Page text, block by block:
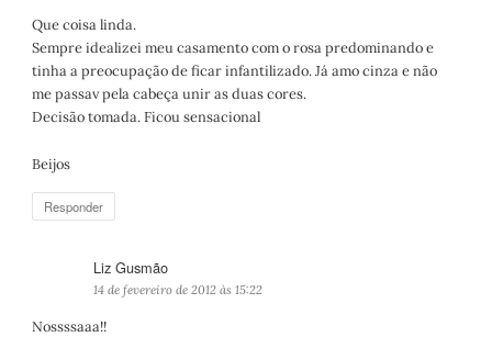
e
:
Que coisa linda.
Sempre idealizei meu casamento com o rosa predominando e
tinha a preocupação de ficar infantilizado. Já amo cinza e não
me passav pela cabeça unir as duas cores.
Decisão tomada. Ficou sensacional
Beijos
Responder
Liz Gusmão
i
14 de fevereiro de 2012 às 15:22
Nossssaaa!!